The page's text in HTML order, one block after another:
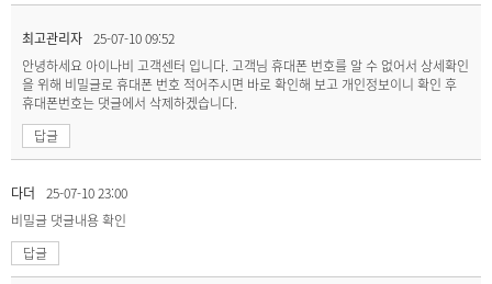
최고관리자 25-07-10 09:52
안녕하세요 아이나비 고객센터 입니다. 고객님 휴대폰 번호를 알 수 없어서 상세확인
을 위해 비밀글로 휴대폰 번호 적어주시면 바로 확인해 보고 개인정보이니 확인 후
휴대폰번호는 댓글에서 삭제하겠습니다.
답글
다더
25-07-10 23:00
비밀글 댓글내용 확인
답글